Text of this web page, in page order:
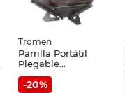
Tromen
Parrilla Portátil
Plegable
90x90x73,5 Cm
Novecento Tromen
-20%